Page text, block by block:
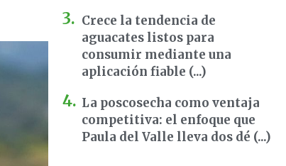
Crece la tendencia de
aguacates listos para
consumir mediante una
aplicación fiable (...)
La poscosecha como ventaja
competitiva: el enfoque que
Paula del Valle lleva dos dé (...)